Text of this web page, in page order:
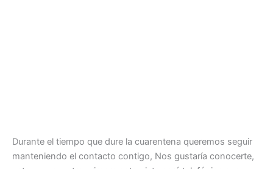
Durante el tiempo que dure la cuarentena queremos seguir
manteniendo el contacto contigo, Nos gustaría conocerte,